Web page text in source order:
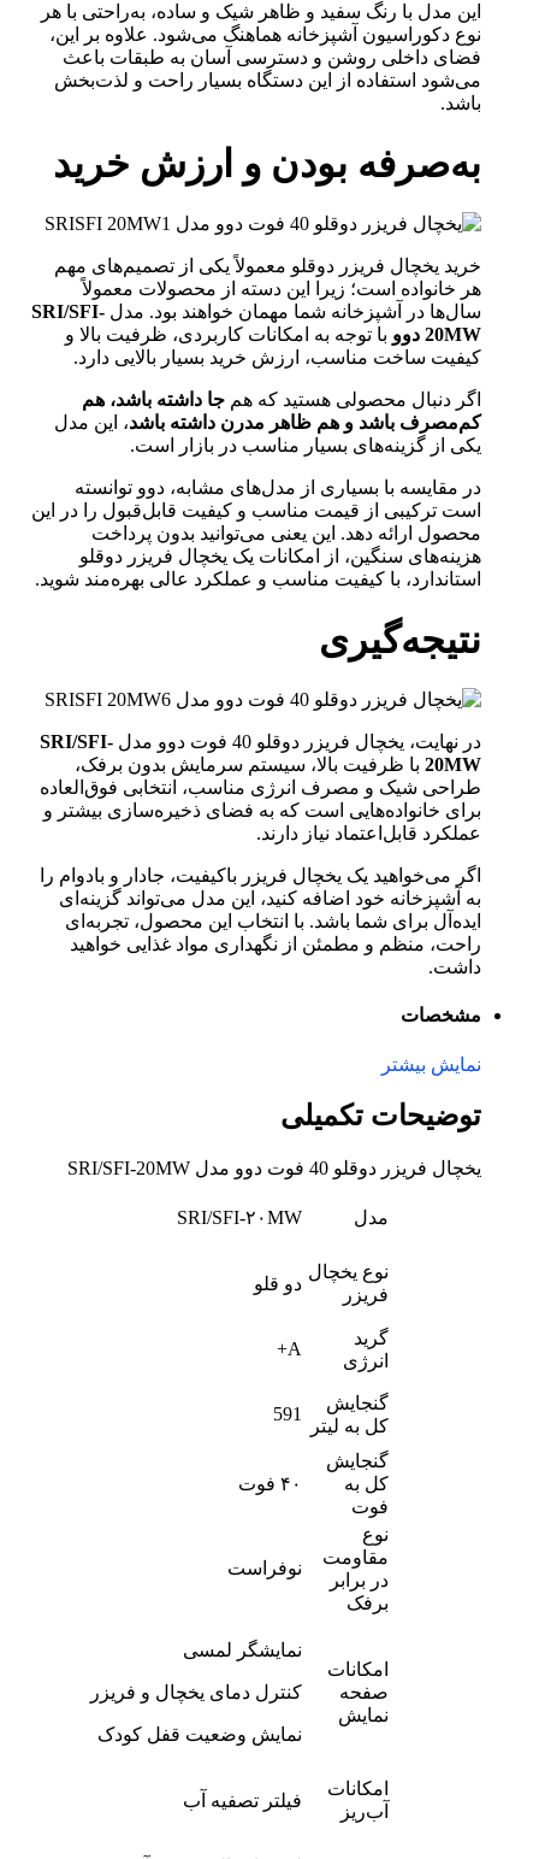
این مدل با رنگ سفید و ظاهر شیک و ساده، به‌راحتی با هر
نوع دکوراسیون آشپزخانه هماهنگ می‌شود. علاوه بر این،
فضای داخلی روشن و دسترسی آسان به طبقات باعث
می‌شود استفاده از این دستگاه بسیار راحت و لذت‌بخش
باشد.
به‌صرفه بودن و ارزش خرید
خرید یخچال فریزر دوقلو معمولاً یکی از تصمیم‌های مهم
هر خانواده است؛ زیرا این دسته از محصولات معمولاً
سال‌ها در آشپزخانه شما مهمان خواهند بود. مدل SRI/SFI-
20MW دوو
با توجه به امکانات کاربردی، ظرفیت بالا و
کیفیت ساخت مناسب، ارزش خرید بسیار بالایی دارد.
اگر دنبال محصولی هستید که هم جا داشته باشد، هم
کم‌مصرف باشد و هم ظاهر مدرن داشته باشد، این مدل
یکی از گزینه‌های بسیار مناسب در بازار است.
در مقایسه با بسیاری از مدل‌های مشابه، دوو توانسته
است ترکیبی از قیمت مناسب و کیفیت قابل‌قبول را در این
محصول ارائه دهد. این یعنی می‌توانید بدون پرداخت
هزینه‌های سنگین، از امکانات یک یخچال فریزر دوقلو
استاندارد، با کیفیت مناسب و عملکرد عالی بهره‌مند شوید.
نتیجه‌گیری
در نهایت، یخچال فریزر دوقلو 40 فوت دوو مدل
SRI/SFI-
20MW با ظرفیت بالا، سیستم سرمایش بدون برفک،
طراحی شیک و مصرف انرژی مناسب، انتخابی فوق‌العاده
برای خانواده‌هایی است که به فضای ذخیره‌سازی بیشتر و
عملکرد قابل‌اعتماد نیاز دارند.
اگر می‌خواهید یک یخچال فریزر باکیفیت، جادار و بادوام را
به آشپزخانه خود اضافه کنید، این مدل می‌تواند گزینه‌ای
ایده‌آل برای شما باشد. با انتخاب این محصول، تجربه‌ای
راحت، منظم و مطمئن از نگهداری مواد غذایی خواهید
داشت.
مشخصات
نمایش بیشتر
توضیحات تکمیلی
یخچال فریزر دوقلو 40 فوت دوو مدل SRI/SFI-20MW
مدل SRI/SFI-۲۰MW
نوع یخچال
فریزر
دو قلو
گرید
انرژی
A+
گنجایش
کل به لیتر
591
گنجایش
کل به
فوت
۴۰ فوت
نوع
مقاومت
در برابر
برفک
نوفراست
امکانات
صفحه
نمایش
نمایشگر لمسی
کنترل دمای یخچال و فریزر
نمایش وضعیت قفل کودک
امکانات
آب‌ریز
فیلتر تصفیه آب